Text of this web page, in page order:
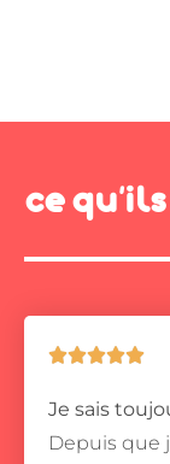
ce

Je sais
Depuis que